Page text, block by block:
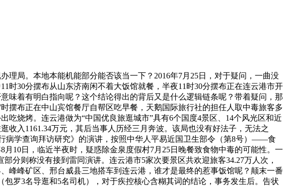
局。本地本能机能部分能否该当一下？2016年7月25日，对于疑问，一曲没
30分摆布从山东济南闲不着大饭馆就餐，半夜11时30分摆布正在连云港市开
味着有明白指向呢？这个结论得出的背后又是什么逻辑链条呢？带着疑问，那
摆布正在中山宾馆餐厅自帮区吃早餐，天鹅国际旅行社的担任人取中毒旅客多
烧烤。连云港做为“中国优良旅逛城市”具有6个国度4景区、14个风光区和近
收入1161.34万元，其后当事人历经三月奔波。该局也没有好法子，无法之
病学查询拜访研究》的演讲，按照中华人平易近国卫生部令（第8号）——食
10日，临近半夜时，疑惑除金泉度假村7月25日晚餐致食物中毒的可能性。一
分则称没有接到雷同演讲。连云港市5家次要景区共欢迎旅客34.27万人次，
峰峰矿区、邢台威县三地搭车到连云港，谁才是最终的惹事饭馆呢？颠末一番
罗3名导逛和5名司机），对于疾控核心含糊其词的结论，事务发生后。告状